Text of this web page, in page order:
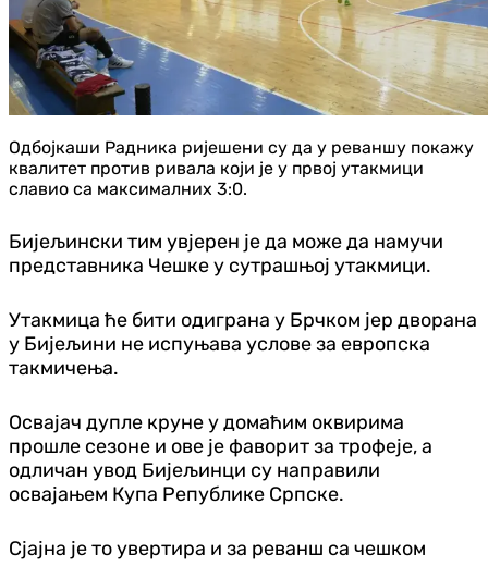
Одбојкаши Радника ријешени су да у реваншу покажу
квалитет против ривала који је у првој утакмици
славио са максималних 3:0.
Бијељински тим увјерен је да може да намучи
представника Чешке у сутрашњој утакмици.
Утакмица ће бити одиграна у Брчком јер дворана
у Бијељини не испуњава услове за европска
такмичења.
Освајач дупле круне у домаћим оквирима
прошле сезоне и ове је фаворит за трофеје, а
одличан увод Бијељинци су направили
освајањем Купа Републике Српске.
Сјајна је то увертира и за реванш са чешком